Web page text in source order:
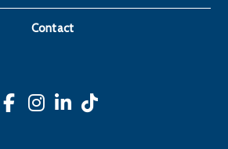
Contact